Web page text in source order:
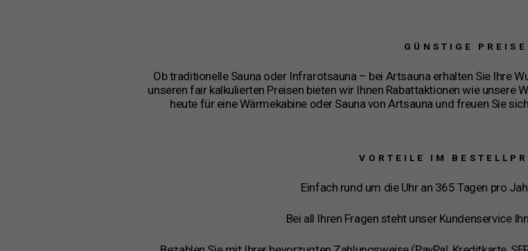
GÜNSTIGE PREISE
Ob traditionelle Sauna oder Infrarotsauna – bei Artsauna erhalten Sie Ihre
unseren fair kalkulierten Preisen bieten wir Ihnen Rabattaktionen wie unsere
heute für eine Wärmekabine oder Sauna von Artsauna und freuen Sie
VORTEILE IM
Einfach rund um die Uhr an 365 Tagen pro
Bei all Ihren Fragen steht unser Kundenservice